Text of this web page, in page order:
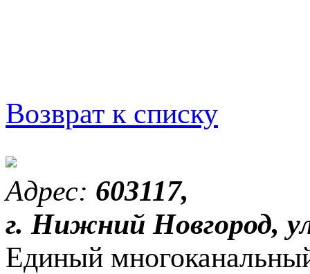
Возврат к списку
Адрес: 603117,
г. Нижний Новгород,
Единый